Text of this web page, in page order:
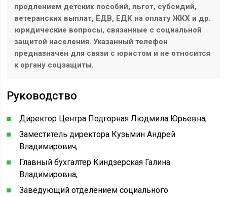
продлением детских пособий, льгот, субсидий,
ветеранских выплат, ЕДВ, ЕДК на оплату ЖКХ и др.
юридические вопросы, связанные с социальной
защитой населения. Указанный телефон
предназначен для связи с юристом и не относится
к органу соцзащиты.
Руководство
Директор Центра Подгорная Людмила Юрьевна;
Заместитель директора Кузьмин Андрей
Владимирович;
Главный бухгалтер Киндзерская Галина
Владимировна;
Заведующий отделением социального